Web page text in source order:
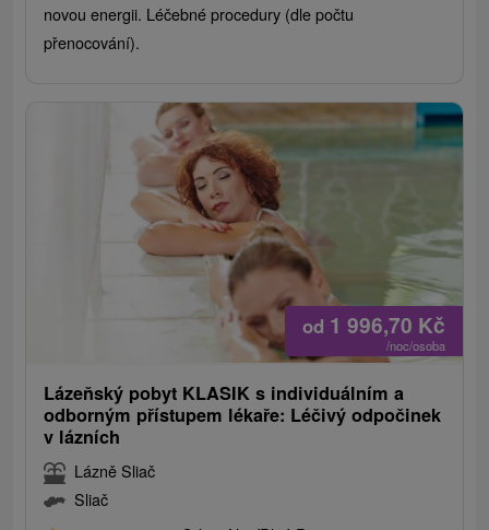
novou energii. Léčebné procedury (dle počtu
přenocování).
od 1 996,70 Kč
/noc/osoba
Lázeňský pobyt KLASIK s individuálním a
odborným přístupem lékaře: Léčivý odpočinek
v lázních
Lázně Sliač
Sliač